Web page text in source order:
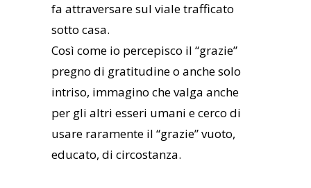
fa attraversare sul viale trafficato
sotto casa.
Così come io percepisco il “grazie”
pregno di gratitudine o anche solo
intriso, immagino che valga anche
per gli altri esseri umani e cerco di
usare raramente il “grazie” vuoto,
educato, di circostanza.